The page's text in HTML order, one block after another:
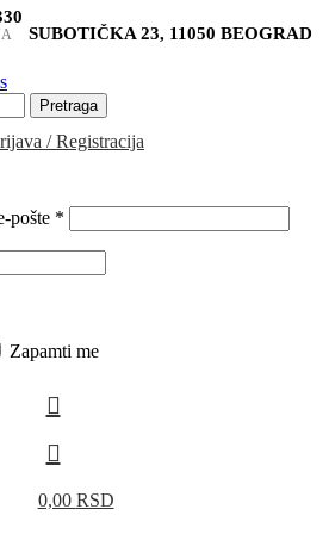
SUBOTIČKA 23, 11050 BEOGRAD
Pretraga
/ Registracija
pošte *
Zapamti me
0,00 RSD